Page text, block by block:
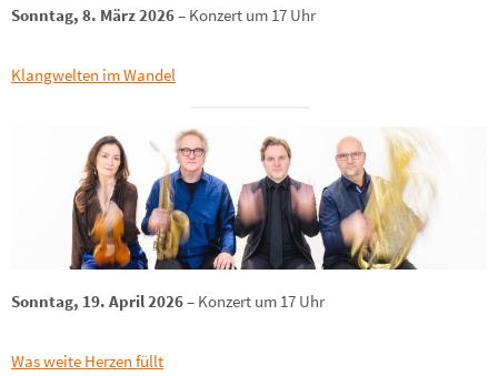
Sonntag, 8. März 2026– Konzert um 17 Uhr
Klangwelten im Wandel
Sonntag, 19. April 2026– Konzert um 17 Uhr
Was weite Herzen füllt